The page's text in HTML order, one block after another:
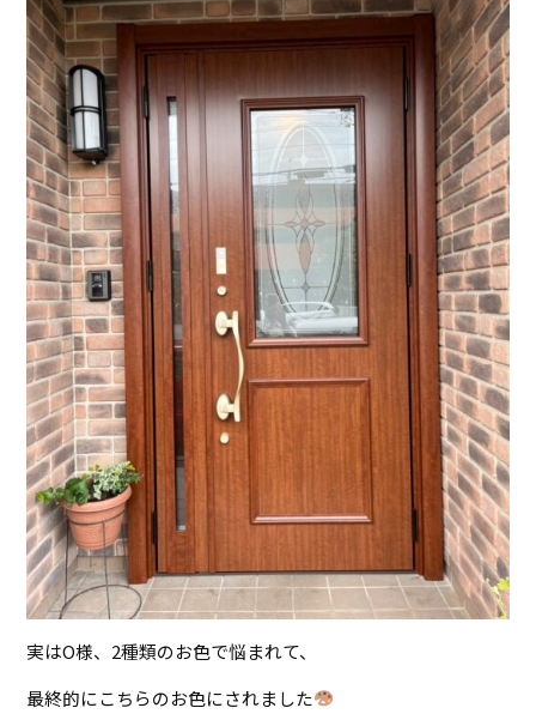
実はO様、2種類のお色で悩まれて、
最終的にこちらのお色にされました